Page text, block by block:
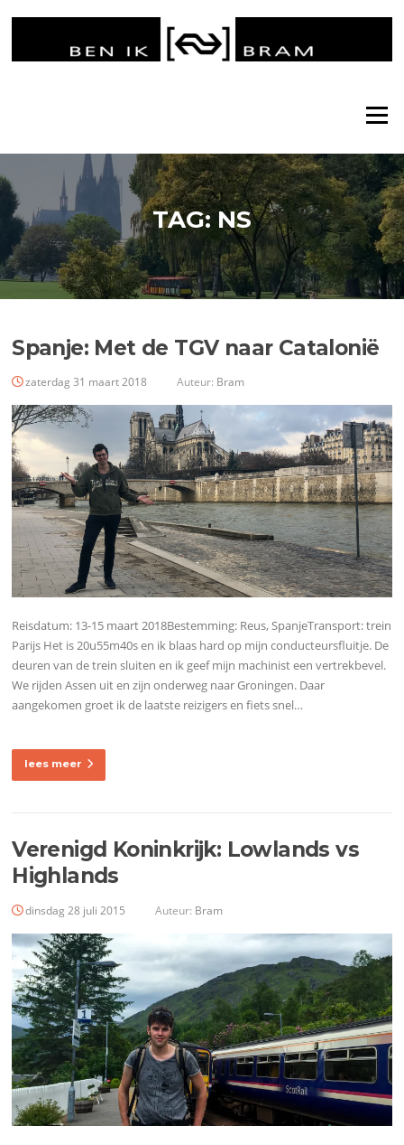
Menu
TAG:NS
Spanje: Met de TGV naar Catalonië
zaterdag 31 maart 2018 Auteur: Bram
Reisdatum: 13-15 maart 2018Bestemming: Reus, SpanjeTransport: trein
Parijs Het is 20u55m40s en ik blaas hard op mijn conducteursfluitje. De
deuren van de trein sluiten en ik geef mijn machinist een vertrekbevel.
We rijden Assen uit en zijn onderweg naar Groningen. Daar
aangekomen groet ik de laatste reizigers en fiets snel…
lees meer
Verenigd Koninkrijk: Lowlands vs
Highlands
dinsdag 28 juli 2015 Auteur: Bram